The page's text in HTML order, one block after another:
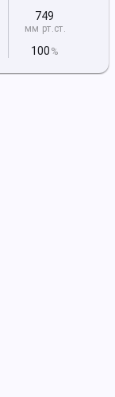
749
мм рт.ст.
100 %